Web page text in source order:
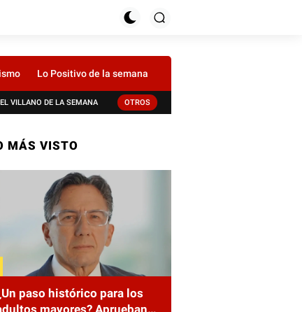
Lo Positivo de la semana
EL VILLANO DE LA SEMANA OTROS
MÁS VISTO
paso histórico para los